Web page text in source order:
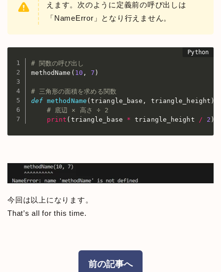
えます。次のように定義前の呼び出しは
「NameError」となり行えません。
# 関数の呼び出し
methodName ( 10 , 7 )
# 三角形の面積を求める関数
def methodName (triangle_base , triangle_height )
# 底辺 × 高さ ÷ 2
print ( triangle_base * triangle_height / 2 )
今回は以上になります。
That’s all for this time.
前の記事へ